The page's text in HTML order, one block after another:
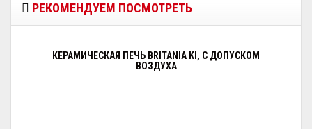
РЕКОМЕНДУЕМ ПОСМОТРЕТЬ
КЕРАМИЧЕСКАЯ ПЕЧЬ BRITANIA KI, С ДОПУСКОМ
ВОЗДУХА